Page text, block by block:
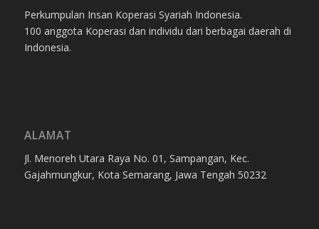
Perkumpulan Insan Koperasi Syariah Indonesia.
100 anggota Koperasi dan individu dari berbagai daerah di
Indonesia.
ALAMAT
Jl. Menoreh Utara Raya No. 01, Sampangan, Kec.
Gajahmungkur, Kota Semarang, Jawa Tengah 50232